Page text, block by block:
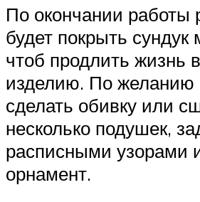
По окончании работы
будет покрыть сундук
чтоб продлить жизнь
изделию. По
сделать обивку или
несколько подушек,
расписными узорами
орнамент.